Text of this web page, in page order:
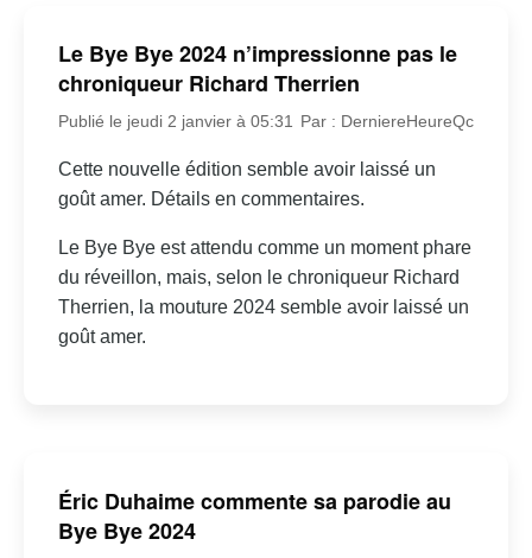
Le Bye Bye 2024 n’impressionne pas le
chroniqueur Richard Therrien
Publié le jeudi 2 janvier à 05:31 Par : DerniereHeureQc
Cette nouvelle édition semble avoir laissé un
goût amer. Détails en commentaires.
Le Bye Bye est attendu comme un moment phare
du réveillon, mais, selon le chroniqueur Richard
Therrien, la mouture 2024 semble avoir laissé un
goût amer.
Éric Duhaime commente sa parodie au
Bye Bye 2024